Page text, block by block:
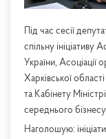
Під час сесії
спільну ініціативу
України, Асоціації
Харківської
та Кабінету
середнього
Наголошую: